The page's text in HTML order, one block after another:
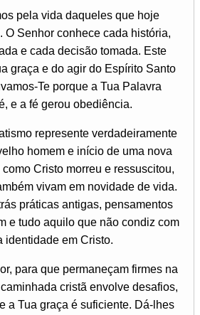
pela vida daqueles que hoje
O Senhor conhece cada história,
e cada decisão tomada. Este
graça e do agir do Espírito Santo
Te porque a Tua Palavra
e a fé gerou obediência.
represente verdadeiramente
homem e início de uma nova
Cristo morreu e ressuscitou,
vivam em novidade de vida.
práticas antigas, pensamentos
e tudo aquilo que não condiz com
identidade em Cristo.
para que permaneçam firmes na
cristã envolve desafios,
a Tua graça é suficiente. Dá-lhes